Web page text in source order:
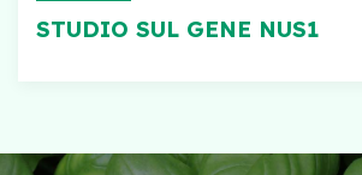
STUDIO SUL GENE NUS1